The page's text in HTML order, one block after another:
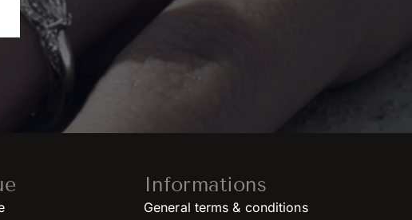
Informations
General terms & conditions